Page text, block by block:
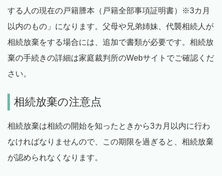
する人の現在の戸籍謄本（戸籍全部事項証明書）※3カ月
以内のもの」になります。父母や兄弟姉妹、代襲相続人が
相続放棄をする場合には、追加で書類が必要です。相続放
棄の手続きの詳細は家庭裁判所のWebサイトでご確認くだ
さい。
相続放棄の注意点
相続放棄は相続の開始を知ったときから3カ月以内に行わ
なければなりませんので、この期限を過ぎると、相続放棄
が認められなくなります。